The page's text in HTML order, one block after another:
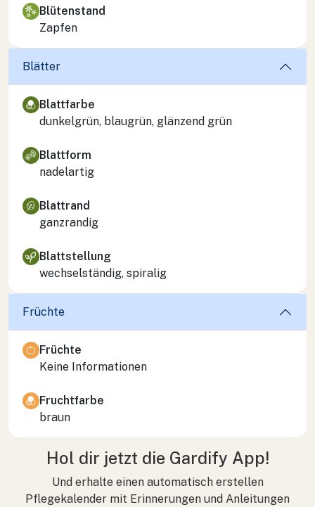
Blütenstand
Zapfen
Blätter
Blattfarbe
dunkelgrün, blaugrün, glänzend grün
Blattform
nadelartig
Blattrand
ganzrandig
Blattstellung
wechselständig, spiralig
Früchte
Früchte
Keine Informationen
Fruchtfarbe
braun
Hol dir jetzt die Gardify App!
Und erhalte einen automatisch erstellen
Pflegekalender mit Erinnerungen und Anleitungen